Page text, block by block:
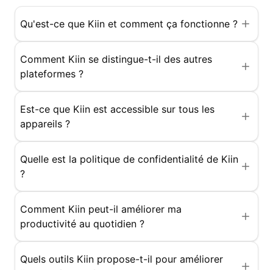
Qu'est-ce que Kiin et comment ça fonctionne ?
Comment Kiin se distingue-t-il des autres
plateformes ?
Est-ce que Kiin est accessible sur tous les
appareils ?
Quelle est la politique de confidentialité de Kiin
?
Comment Kiin peut-il améliorer ma
productivité au quotidien ?
Quels outils Kiin propose-t-il pour améliorer